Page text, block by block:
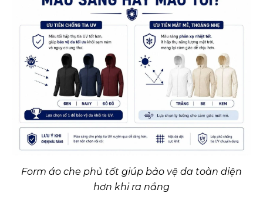
Form áo che phủ tốt giúp bảo vệ da toàn diện
hơn khi ra nắng